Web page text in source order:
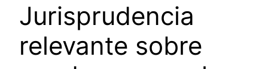
Jurisprudencia
relevante sobre